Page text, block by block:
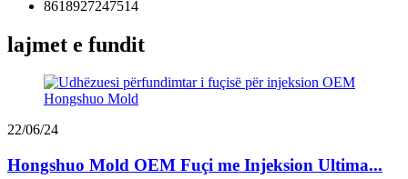
8618927247514
lajmet e fundit
22/06/24
Hongshuo Mold OEM Fuçi me Injeksion Ultima...